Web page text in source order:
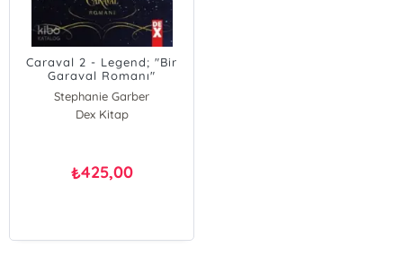
Caraval 2 - Legend; "Bir
Garaval Romanı"
Stephanie Garber
Dex Kitap
₺425,00